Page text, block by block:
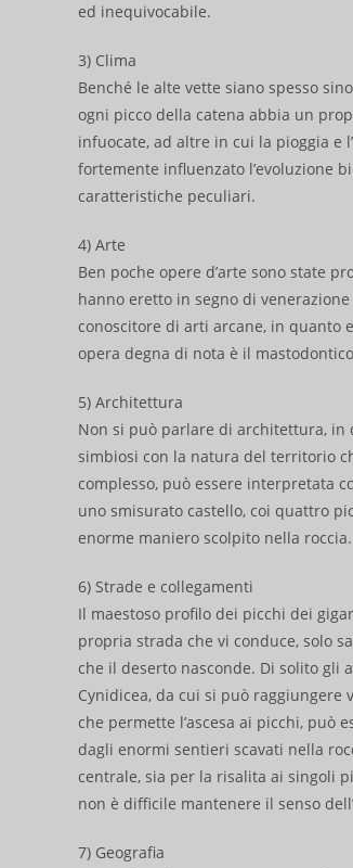
ed inequivocabile.
3) Clima
Benché le alte vette siano spesso
ogni picco della catena abbia un
infuocate, ad altre in cui la pioggia e
fortemente influenzato l’evoluzione
caratteristiche peculiari.
4) Arte
Ben poche opere d’arte sono state
hanno eretto in segno di
conoscitore di arti arcane, in quanto
opera degna di nota è il
5) Architettura
Non si può parlare di architettura,
simbiosi con la natura del territorio
complesso, può essere interpretata
uno smisurato castello, coi quattro
enorme maniero scolpito nella roccia.
6) Strade e collegamenti
Il maestoso profilo dei picchi dei
propria strada che vi conduce, solo
che il deserto nasconde. Di solito
Cynidicea, da cui si può
che permette l’ascesa ai picchi, può
dagli enormi sentieri scavati nella
centrale, sia per la risalita ai singoli
non è difficile mantenere il senso
7) Geografia